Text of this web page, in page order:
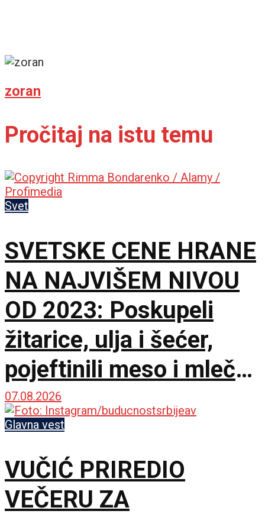
zoran
Pročitaj na istu temu
Svet
SVETSKE CENE HRANE
NA NAJVIŠEM NIVOU
OD 2023: Poskupeli
žitarice, ulja i šećer,
pojeftinili meso i mlečni
proizvodi
07.08.2026
Glavna vest
VUČIĆ PRIREDIO
VEČERU ZA